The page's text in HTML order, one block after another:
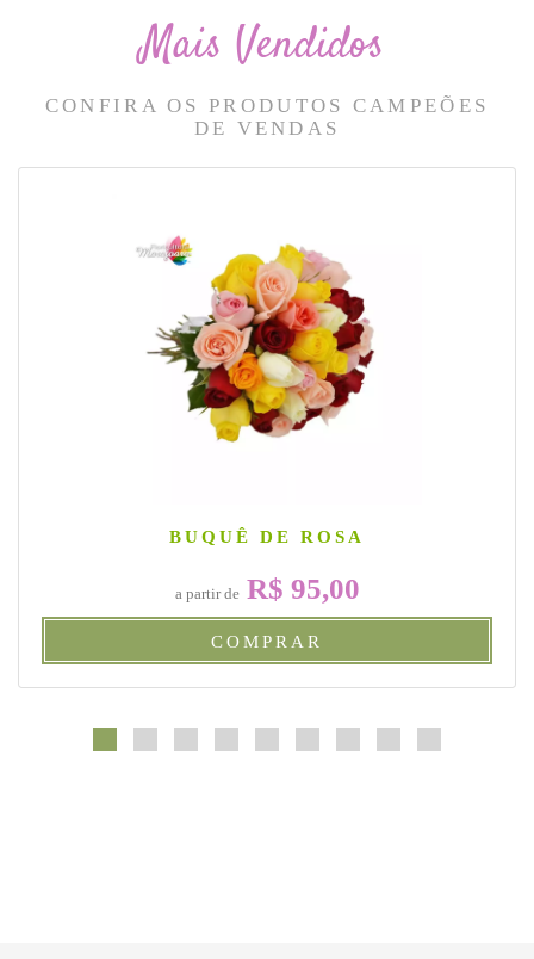
Mais Vendidos
CONFIRA OS PRODUTOS CAMPEÕES
DE VENDAS
BUQUÊ DE ROSA
a partir deR$ 95,00
COMPRAR